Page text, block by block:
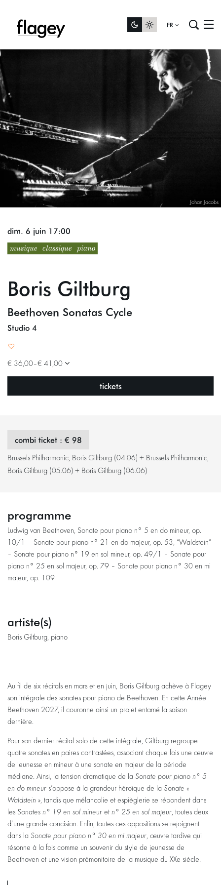
FR Menu
Johan Jacobs
musique classique piano
Boris Giltburg
Beethoven Sonatas Cycle
dim. 6 juin 17:00
Studio 4
€ 36,00–€ 41,00
tickets
combi ticket : € 98
Brussels Philharmonic, Boris Giltburg (04.06) + Brussels Philharmonic,
Boris Giltburg (05.06) + Boris Giltburg (06.06)
programme
Ludwig van Beethoven, Sonate pour piano n° 5 en do mineur, op.
10/1 – Sonate pour piano n° 21 en do majeur, op. 53, “Waldstein”
– Sonate pour piano n° 19 en sol mineur, op. 49/1 – Sonate pour
piano n° 25 en sol majeur, op. 79 – Sonate pour piano n° 30 en mi
majeur, op. 109
artiste(s)
Boris Giltburg, piano
Au fil de six récitals en mars et en juin, Boris Giltburg achève à Flagey
son intégrale des sonates pour piano de Beethoven. En cette Année
Beethoven 2027, il couronne ainsi un projet entamé la saison
dernière.
Pour son dernier récital solo de cette intégrale, Giltburg regroupe
quatre sonates en paires contrastées, associant chaque fois une œuvre
de jeunesse en mineur à une sonate en majeur de la période
médiane. Ainsi, la tension dramatique de la Sonate pour piano n° 5
en do mineur s’oppose à la grandeur héroïque de la Sonate «
Waldstein », tandis que mélancolie et espièglerie se répondent dans
les Sonates n° 19 en sol mineur et n° 25 en sol majeur, toutes deux
d’une grande concision. Enfin, toutes ces oppositions se rejoignent
dans la Sonate pour piano n° 30 en mi majeur, œuvre tardive qui
résonne à la fois comme un souvenir du style de jeunesse de
Beethoven et une vision prémonitoire de la musique du XXe siècle.